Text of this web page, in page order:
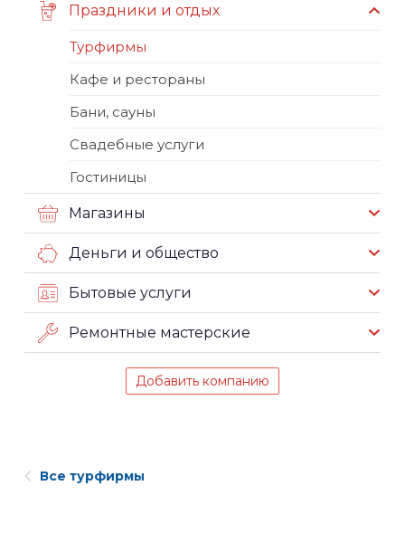
Праздники и отдых
Турфирмы
Кафе и рестораны
Бани, сауны
Свадебные услуги
Гостиницы
Магазины
Деньги и общество
Бытовые услуги
Ремонтные мастерские
Добавить компанию
Все турфирмы